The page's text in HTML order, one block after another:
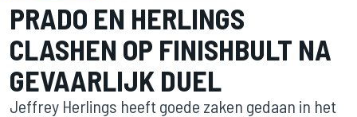
PRADO EN HERLINGS
CLASHEN OP FINISHBULT NA
GEVAARLIJK DUEL
Jeffrey Herlings heeft goede zaken gedaan in het